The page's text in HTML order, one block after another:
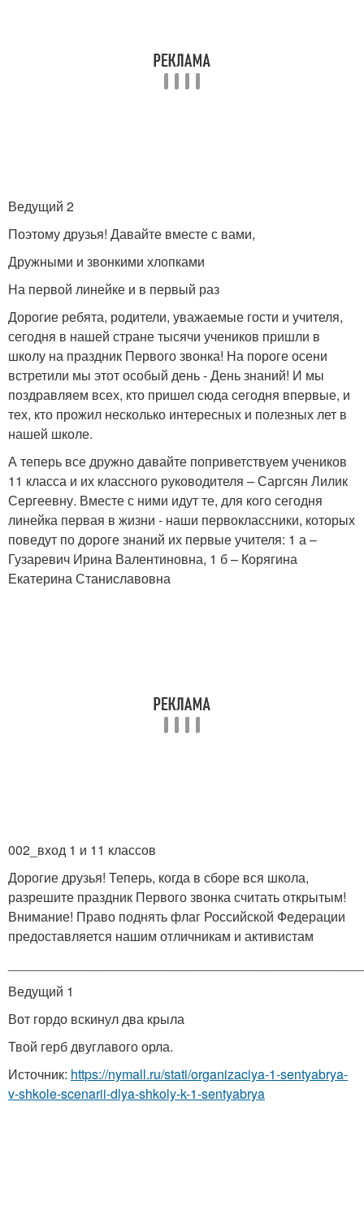
Ведущий 2
Поэтому друзья! Давайте вместе с вами,
Дружными и звонкими хлопками
На первой линейке и в первый раз
Дорогие ребята, родители, уважаемые гости и учителя,
сегодня в нашей стране тысячи учеников пришли в
школу на праздник Первого звонка! На пороге осени
встретили мы этот особый день - День знаний! И мы
поздравляем всех, кто пришел сюда сегодня впервые, и
тех, кто прожил несколько интересных и полезных лет в
нашей школе.
А теперь все дружно давайте поприветствуем учеников
11 класса и их классного руководителя – Саргсян Лилик
Сергеевну. Вместе с ними идут те, для кого сегодня
линейка первая в жизни - наши первоклассники, которых
поведут по дороге знаний их первые учителя: 1 а –
Гузаревич Ирина Валентиновна, 1 б – Корягина
Екатерина Станиславовна
002_вход 1 и 11 классов
Дорогие друзья! Теперь, когда в сборе вся школа,
разрешите праздник Первого звонка считать открытым!
Внимание! Право поднять флаг Российской Федерации
предоставляется нашим отличникам и активистам
Ведущий 1
Вот гордо вскинул два крыла
Твой герб двуглавого орла.
Источник: https://nymall.ru/stati/organizaciya-1-sentyabrya-
v-shkole-scenarii-dlya-shkoly-k-1-sentyabrya